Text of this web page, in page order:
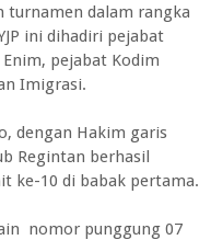
turnamen dalam rangka
ini dihadiri pejabat
Enim, pejabat Kodim
Imigrasi.
dengan Hakim garis
Regintan berhasil
ke-10 di babak pertama.
nomor punggung 07